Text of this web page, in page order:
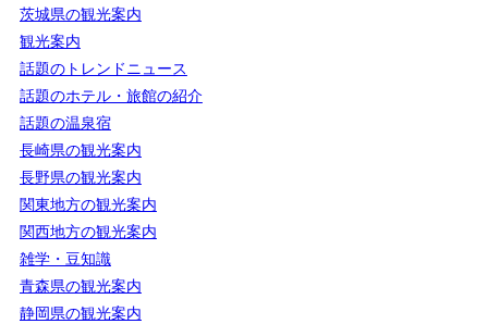
茨城県の観光案内
観光案内
話題のトレンドニュース
話題のホテル・旅館の紹介
話題の温泉宿
長崎県の観光案内
長野県の観光案内
関東地方の観光案内
関西地方の観光案内
雑学・豆知識
青森県の観光案内
静岡県の観光案内